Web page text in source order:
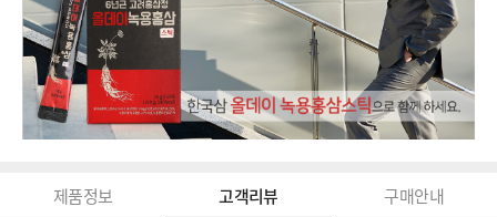
제품정보 고객리뷰 구매안내